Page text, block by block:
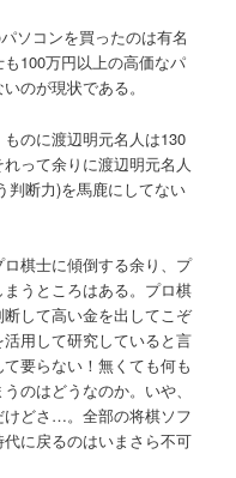
ソコンを買ったのは有名
100万円以上の高価なパ
のが現状である。
のに渡辺明元名人は130
って余りに渡辺明元名人
判断力)を馬鹿にしてない
棋士に傾倒する余り、プ
うところはある。プロ棋
して高い金を出してこぞ
用して研究していると言
要らない！無くても何も
のはどうなのか。いや、
けどさ…。全部の将棋ソフ
に戻るのはいまさら不可